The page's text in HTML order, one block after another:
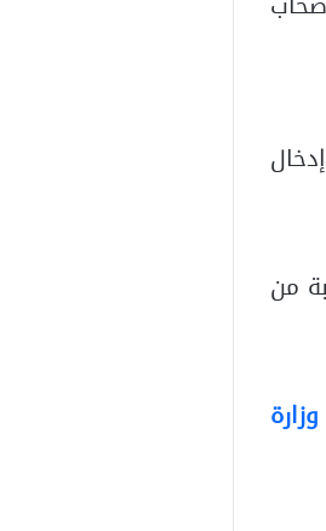
من
وزارة